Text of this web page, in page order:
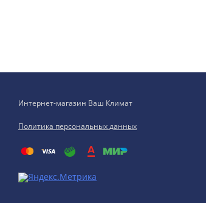
Интернет-магазин Ваш Климат
Политика персональных данных